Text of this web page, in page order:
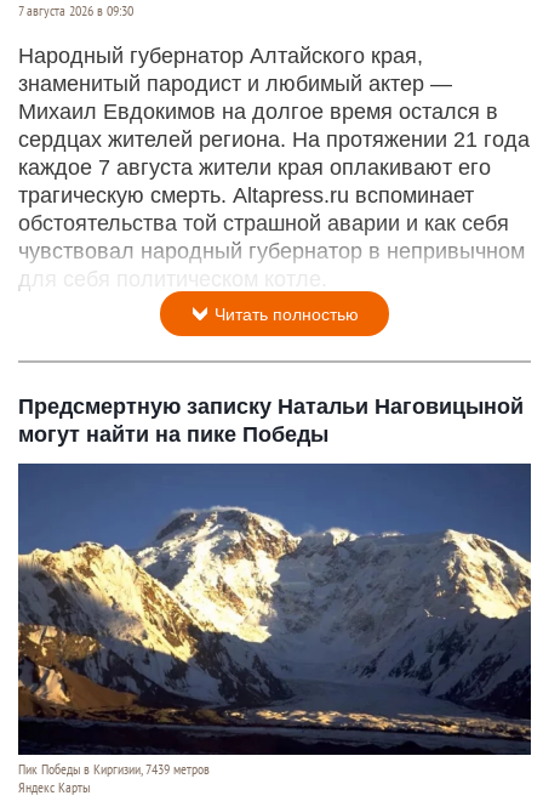
7 августа 2026 в 09:30
Народный губернатор Алтайского края,
знаменитый пародист и любимый актер —
Михаил Евдокимов на долгое время остался в
сердцах жителей региона. На протяжении 21 года
каждое 7 августа жители края оплакивают его
трагическую смерть. Altapress.ru вспоминает
обстоятельства той страшной аварии и как себя
чувствовал народный губернатор в непривычном
для себя политическом котле.
Читать полностью
Предсмертную записку Натальи Наговицыной
могут найти на пике Победы
Пик Победы в Киргизии, 7439 метров
Яндекс Карты